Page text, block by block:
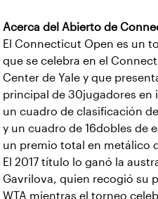
Acerca del Abierto de
El Connecticut Open es un
que se celebra en el
Center de Yale y que
principal de 30jugadores en
un cuadro de clasificación
y un cuadro de 16dobles de
un premio total en metálico
El 2017 título lo ganó la
Gavrilova, quien recogió su
WTA mientras el torneo